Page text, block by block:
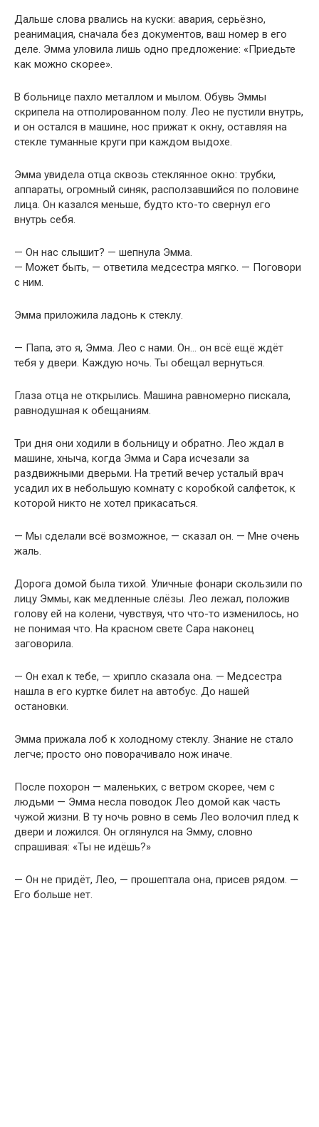
Дальше слова рвались на куски: авария, серьёзно,
реанимация, сначала без документов, ваш номер в его
деле. Эмма уловила лишь одно предложение: «Приедьте
как можно скорее».
В больнице пахло металлом и мылом. Обувь Эммы
скрипела на отполированном полу. Лео не пустили внутрь,
и он остался в машине, нос прижат к окну, оставляя на
стекле туманные круги при каждом выдохе.
Эмма увидела отца сквозь стеклянное окно: трубки,
аппараты, огромный синяк, расползавшийся по половине
лица. Он казался меньше, будто кто-то свернул его
внутрь себя.
— Он нас слышит? — шепнула Эмма.
— Может быть, — ответила медсестра мягко. — Поговори
с ним.
Эмма приложила ладонь к стеклу.
— Папа, это я, Эмма. Лео с нами. Он… он всё ещё ждёт
тебя у двери. Каждую ночь. Ты обещал вернуться.
Глаза отца не открылись. Машина равномерно пискала,
равнодушная к обещаниям.
Три дня они ходили в больницу и обратно. Лео ждал в
машине, хныча, когда Эмма и Сара исчезали за
раздвижными дверьми. На третий вечер усталый врач
усадил их в небольшую комнату с коробкой салфеток, к
которой никто не хотел прикасаться.
— Мы сделали всё возможное, — сказал он. — Мне очень
жаль.
Дорога домой была тихой. Уличные фонари скользили по
лицу Эммы, как медленные слёзы. Лео лежал, положив
голову ей на колени, чувствуя, что что-то изменилось, но
не понимая что. На красном свете Сара наконец
заговорила.
— Он ехал к тебе, — хрипло сказала она. — Медсестра
нашла в его куртке билет на автобус. До нашей
остановки.
Эмма прижала лоб к холодному стеклу. Знание не стало
легче; просто оно поворачивало нож иначе.
После похорон — маленьких, с ветром скорее, чем с
людьми — Эмма несла поводок Лео домой как часть
чужой жизни. В ту ночь ровно в семь Лео волочил плед к
двери и ложился. Он оглянулся на Эмму, словно
спрашивая: «Ты не идёшь?»
— Он не придёт, Лео, — прошептала она, присев рядом. —
Его больше нет.